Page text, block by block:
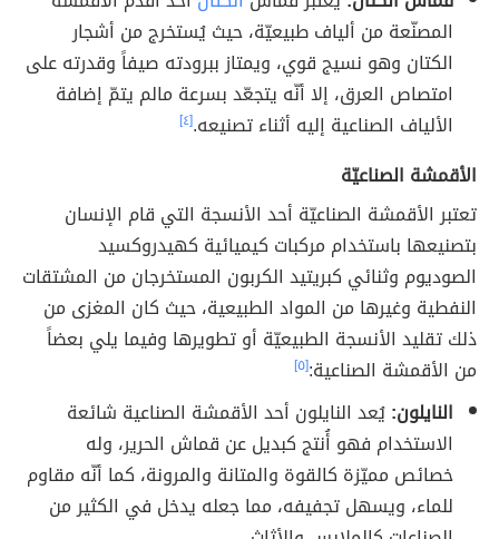
المصنّعة من ألياف طبيعيّة، حيث يُستخرج من أشجار
الكتان وهو نسيج قوي، ويمتاز ببرودته صيفاً وقدرته على
امتصاص العرق، إلا أنّه يتجعّد بسرعة مالم يتمّ إضافة
الألياف الصناعية إليه أثناء تصنيعه.[٤]
الأقمشة الصناعيّة
تعتبر الأقمشة الصناعيّة أحد الأنسجة التي قام الإنسان
بتصنيعها باستخدام مركبات كيميائية كهيدروكسيد
الصوديوم وثنائي كبريتيد الكربون المستخرجان من المشتقات
النفطية وغيرها من المواد الطبيعية، حيث كان المغزى من
ذلك تقليد الأنسجة الطبيعيّة أو تطويرها وفيما يلي بعضاً
من الأقمشة الصناعية:[٥]
النايلون:يُعد النايلون أحد الأقمشة الصناعية شائعة
الاستخدام فهو أُنتج كبديل عن قماش الحرير، وله
خصائص مميّزة كالقوة والمتانة والمرونة، كما أنّه مقاوم
للماء، ويسهل تجفيفه، مما جعله يدخل في الكثير من